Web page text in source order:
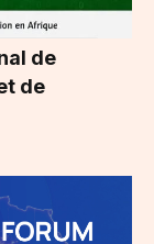
de
de